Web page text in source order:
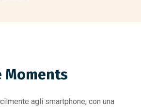
Moments
agli smartphone, con una